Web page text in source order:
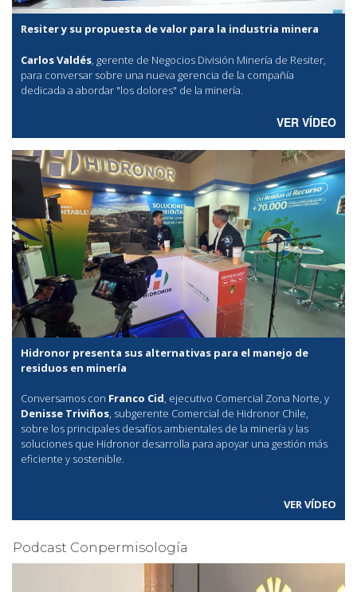
Resiter y su propuesta de valor para la industria minera
Carlos Valdés, gerente de Negocios División Minería de Resiter,
para conversar sobre una nueva gerencia de la compañía
dedicada a abordar "los dolores" de la minería.
VER VÍDEO
Hidronor presenta sus alternativas para el manejo de
residuos en minería
Conversamos con Franco Cid, ejecutivo Comercial Zona Norte, y
Denisse Triviños, subgerente Comercial de Hidronor Chile,
sobre los principales desafíos ambientales de la minería y las
soluciones que Hidronor desarrolla para apoyar una gestión más
eficiente y sostenible.
VER VÍDEO
Podcast Conpermisología